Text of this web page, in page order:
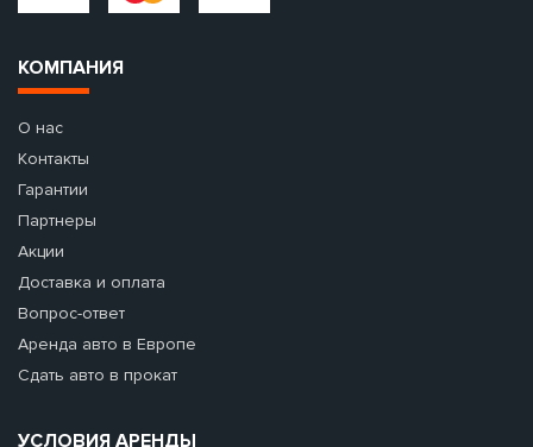
КОМПАНИЯ
О нас
Контакты
Гарантии
Партнеры
Акции
Доставка и оплата
Вопрос-ответ
Аренда авто в Европе
Сдать авто в прокат
УСЛОВИЯ АРЕНДЫ